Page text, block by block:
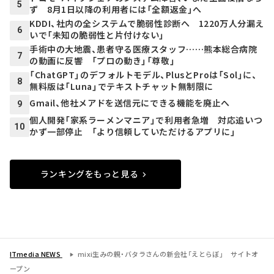
5
ず 8月1日以降の利用者には「全額返金」へ
6
KDDI、社内の全システムで脆弱性診断へ 1220万人分漏え
いで「未知の脆弱性と片付けない」
7
手術中の大地震、患者守る医療スタッフ……熊本総合病院
の動画に反響 「プロの動き」「尊敬」
8
「ChatGPT」のデフォルトモデル、PlusとProは「Sol」に、
無料版は「Luna」でテキストチャット無制限に
9 Gmail、他社メアドを送信元にできる機能を廃止へ
10
個人開発「家系ラーメンマニア」で利用者急増 対応追いつ
かず一部停止 「より信頼していただけるアプリに」
ランキングをもっと見る
ITmedia NEWS
mixi生みの親・バタラさんの新会社「えとらぼ」 サイトオ
ープン